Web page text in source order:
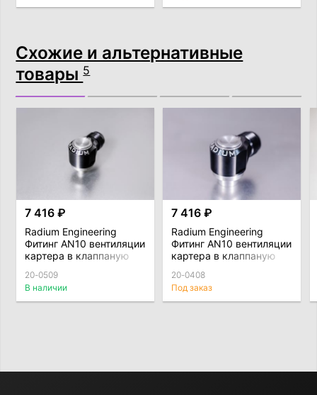
Схожие и альтернативные
товары5
7 416 ₽
Radium Engineering
Фитинг AN10 вентиляции
картера в клаппаную
выпуска 1JZ VVTi
20-0509
В наличии
7 416 ₽
Radium Engineering
Фитинг AN10 вентиляции
картера в клаппаную
впуска 1JZ/2JZ
20-0408
Под заказ